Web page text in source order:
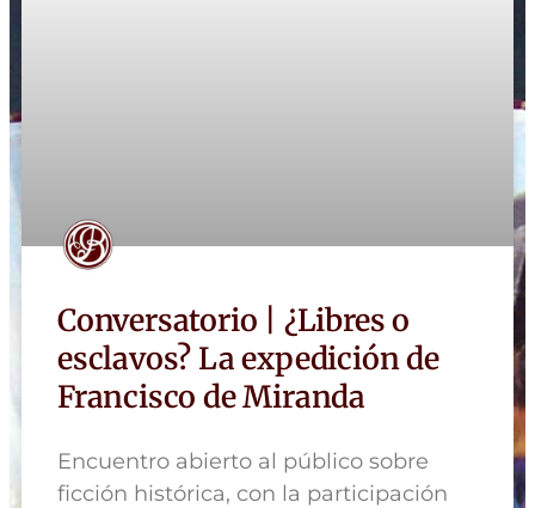
Conversatorio | ¿Libres o
esclavos? La expedición de
Francisco de Miranda
Encuentro abierto al público sobre
ficción histórica, con la participación